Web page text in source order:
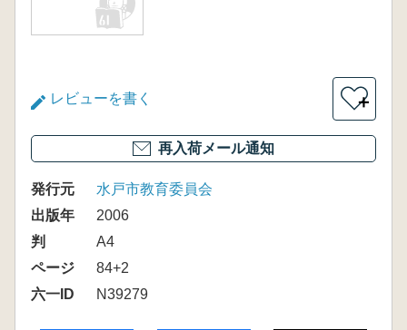
レビューを書く ＋
再入荷メール通知
発行元
水戸市教育委員会
出版年
2006
判
A4
ページ
84+2
六一ID
N39279